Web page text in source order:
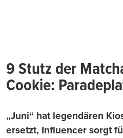
9 Stutz der
Cookie:
„Juni“ hat legendären
ersetzt, Influencer sorgt